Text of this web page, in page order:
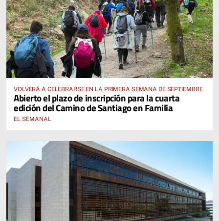
VOLVERÁ A CELEBRARSE EN LA PRIMERA SEMANA DE SEPTIEMBRE
Abierto el plazo de inscripción para la cuarta
edición del Camino de Santiago en Familia
EL SEMANAL